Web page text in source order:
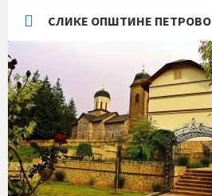
СЛИКЕ ОПШТИНЕ ПЕТРОВО